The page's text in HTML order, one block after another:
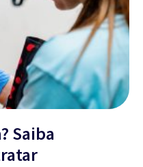
Saiba